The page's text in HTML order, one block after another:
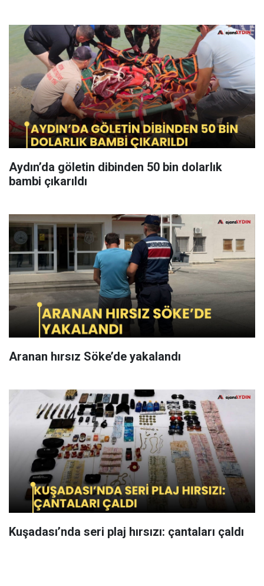
Aydın’da göletin dibinden 50 bin dolarlık
bambi çıkarıldı
Aranan hırsız Söke’de yakalandı
Kuşadası’nda seri plaj hırsızı: çantaları çaldı